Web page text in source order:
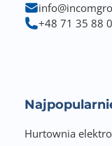
Prędkość
Telefon
Fax
+48 71 35 88
Hurtownia